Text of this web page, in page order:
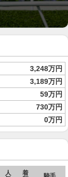
3,248万円
3,189万円
59万円
730万円
0万円
人
着